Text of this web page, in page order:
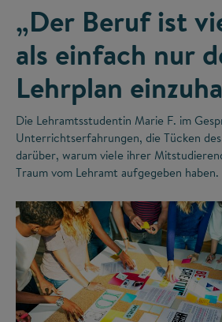
„Der Beruf ist
als einfach nur
Lehrplan
Die Lehramtsstudentin Marie F. im
Unterrichtserfahrungen, die Tücken
darüber, warum viele ihrer
Traum vom Lehramt aufgegeben haben.